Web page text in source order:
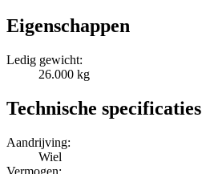
Eigenschappen
Ledig gewicht:
26.000 kg
Technische specificaties
Aandrijving:
Wiel
Vermogen: